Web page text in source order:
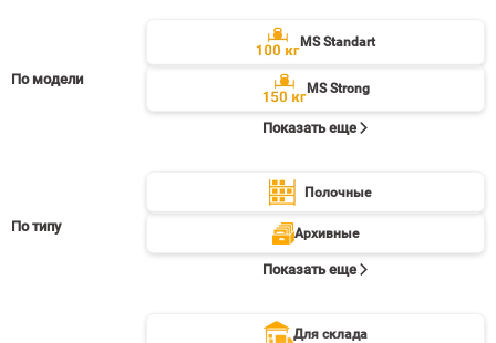
По модели
MS Standart
MS Strong
Показать еще
По типу
Полочные
Архивные
Показать еще
Для склада